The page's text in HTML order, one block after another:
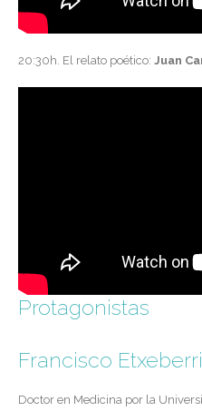
20:30h. El relato poético: Juan
Protagonistas
Francisco
Doctor en Medicina por la